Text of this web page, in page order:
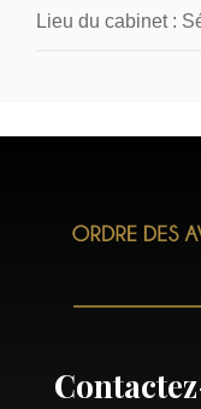
Lieu du cabinet :